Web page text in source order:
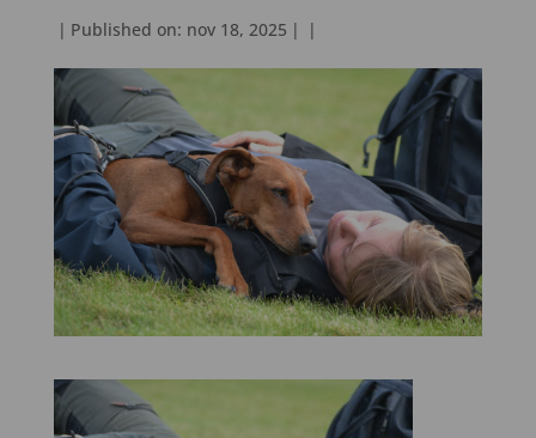
| Published on: nov 18, 2025 | |